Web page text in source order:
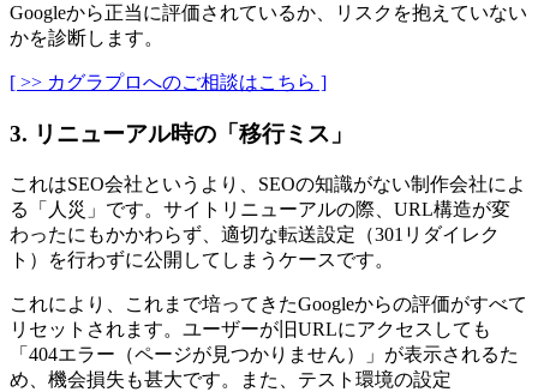
Googleから正当に評価されているか、リスクを抱えていない
かを診断します。
[ >> カグラプロへのご相談はこちら ]
3. リニューアル時の「移行ミス」
これはSEO会社というより、SEOの知識がない制作会社によ
る「人災」です。サイトリニューアルの際、URL構造が変
わったにもかかわらず、適切な転送設定（301リダイレク
ト）を行わずに公開してしまうケースです。
これにより、これまで培ってきたGoogleからの評価がすべて
リセットされます。ユーザーが旧URLにアクセスしても
「404エラー（ページが見つかりません）」が表示されるた
め、機会損失も甚大です。また、テスト環境の設定